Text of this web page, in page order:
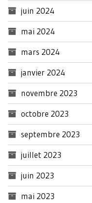
juin 2024
mai 2024
mars 2024
janvier 2024
novembre 2023
octobre 2023
septembre 2023
juillet 2023
juin 2023
mai 2023